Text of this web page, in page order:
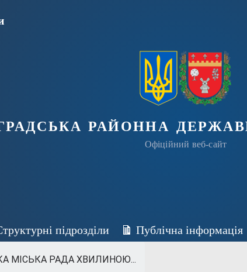
районна
Офіційний веб-сайт
підрозділи Публічна інформація
МІСЬКА РАДА ХВИЛИНОЮ...